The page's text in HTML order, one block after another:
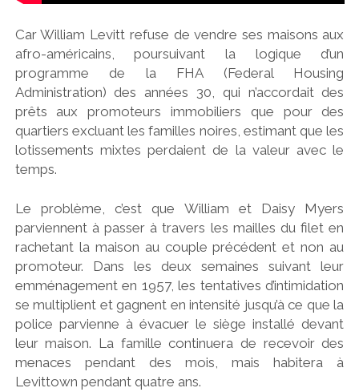
Car William Levitt refuse de vendre ses maisons aux
afro-américains, poursuivant la logique d’un
programme de la FHA (Federal Housing
Administration) des années 30, qui n’accordait des
prêts aux promoteurs immobiliers que pour des
quartiers excluant les familles noires, estimant que les
lotissements mixtes perdaient de la valeur avec le
temps.
Le problème, c’est que William et Daisy Myers
parviennent à passer à travers les mailles du filet en
rachetant la maison au couple précédent et non au
promoteur. Dans les deux semaines suivant leur
emménagement en 1957, les tentatives d’intimidation
se multiplient et gagnent en intensité jusqu’à ce que la
police parvienne à évacuer le siège installé devant
leur maison. La famille continuera de recevoir des
menaces pendant des mois, mais habitera à
Levittown pendant quatre ans.